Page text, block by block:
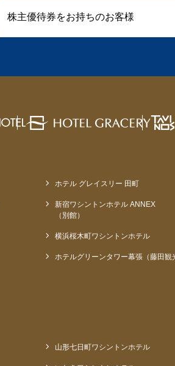
株主優待券をお持ちのお客様
ホテル グレイスリー 田町
新宿ワシントンホテル ANNEX
（別館）
横浜桜木町ワシントンホテル
ホテルグリーンタワー幕張（藤田観
山形七日町ワシントンホテル